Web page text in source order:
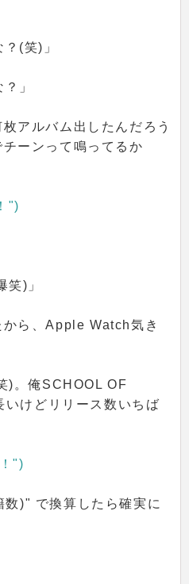
(笑)」
」
アルバム出したんだろう
ーンって鳴ってるか
")
笑)」
ら、Apple Watch気き
)。俺SCHOOL OF
けどリリース数いちば
")
)" で換算したら確実に